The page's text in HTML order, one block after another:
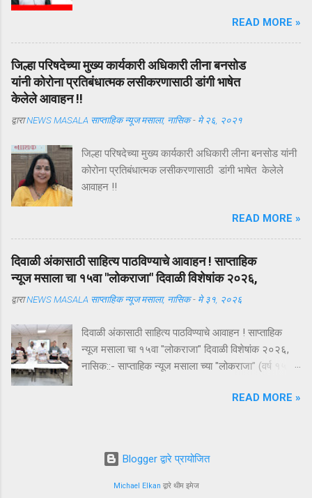
संपूर्ण देशातील रक्तदाते, रुग्ण, डॉक्टर आणि समाजमन हादरले
आहे. या प्रकरणाचा तपास अद्याप सुरू असून सत्य न्यायालयीन
प्रक्रियेनंतरच स्पष्ट होईल. परंतु या घटनेने एक अत्यंत
महत्त्वाचा प्रश्न पुन्हा ऐरणीवर आणला आहे—भारतातील रक्त
संक्रमण व्यवस्था किती सुरक्षित, पारदर्शक आणि उत्तरदायी
असतो. एक रक्तदाता कोणत्याही अपेक्षेशिवाय आपल्या
अर्पण करतो. तो विश्वास ठेवतो की त्याचे रक्त योग्य पद्धतीने
संकलित होईल, वैज्ञानिक निकषांनुसार तपासले जाईल,
सुरक्षितरीत्या साठवले जाईल आणि ज्या रुग्णाला त्याची गरज
तुटला तर त्याची किंमत केवळ एका प्रकरणापुरती मर्यादित
राहत नाही; त...
READ MORE »
जिल्हा परिषदेच्या मुख्य कार्यकारी अधिकारी लीना बनसोड
यांनी कोरोना प्रतिबंधात्मक लसीकरणासाठी डांगी भाषेत
केलेले आवाहन !!
द्वाराNEWS MASALA साप्ताहिक न्यूज मसाला, नासिक - मे २६, २०२१
जिल्हा परिषदेच्या मुख्य कार्यकारी अधिकारी लीना बनसोड यांनी
कोरोना प्रतिबंधात्मक लसीकरणासाठी डांगी भाषेत केलेले
आवाहन !!
READ MORE »
दिवाळी अंकासाठी साहित्य पाठविण्याचे आवाहन ! साप्ताहिक
न्यूज मसाला चा १५वा "लोकराजा" दिवाळी विशेषांक २०२६,
द्वाराNEWS MASALA साप्ताहिक न्यूज मसाला, नासिक - मे ३१, २०२६
दिवाळी अंकासाठी साहित्य पाठविण्याचे आवाहन ! साप्ताहिक
न्यूज मसाला चा १५वा "लोकराजा" दिवाळी विशेषांक २०२६,
नासिक::- साप्ताहिक न्यूज मसाला च्या "लोकराजा" (वर्ष १५ वे)
पाटील यांच्याकडून करण्यात आले आहे. 📍📍साहित्य ३० जुन
शरणपूर, नासिक, ४२२००२ किंवा Email-
newsmasala1@gmail.com अधिक माहितीसाठी मो.
7387333801 वर संपर्क करावा. राष्ट्रीय विक्रम
READ MORE »
Blogger द्वारे प्रायोजित
Michael Elkan द्वारे थीम इमेज